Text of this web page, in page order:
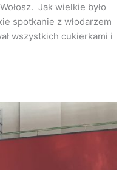
Jak wielkie było
spotkanie z włodarzem
wszystkich cukierkami i